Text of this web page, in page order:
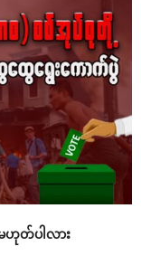
ဟုတ်ပါလား